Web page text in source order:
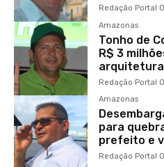
Redação Portal
Amazonas
Tonho de
R$ 3
Redação Portal
Amazonas
para
prefeito e
Redação Portal